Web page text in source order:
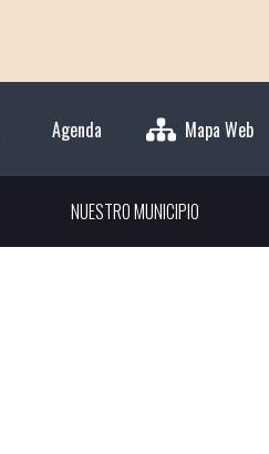
Agenda Mapa Web
NUESTRO MUNICIPIO